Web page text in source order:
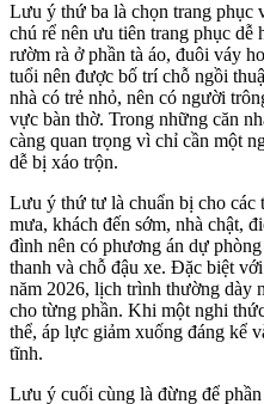
Lưu ý thứ ba là chọn trang phục
chú rể nên ưu tiên trang phục dễ
rườm rà ở phần tà áo, đuôi váy
tuổi nên được bố trí chỗ ngồi
nhà có trẻ nhỏ, nên có người
vực bàn thờ. Trong những căn
càng quan trọng vì chỉ cần một
dễ bị xáo trộn.
Lưu ý thứ tư là chuẩn bị cho các
mưa, khách đến sớm, nhà chật,
đình nên có phương án dự
thanh và chỗ đậu xe. Đặc biệt
năm 2026, lịch trình thường dày
cho từng phần. Khi một nghi
thể, áp lực giảm xuống đáng kể
tĩnh.
Lưu ý cuối cùng là đừng để